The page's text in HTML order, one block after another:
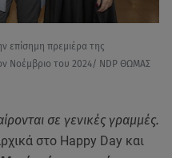
επίσημη πρεμιέρα της
Νοέμβριο του 2024/ NDP ΘΩΜΑΣ
σε γενικές γραμμές.
στο Happy Day και